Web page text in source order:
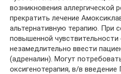
возникновения аллергической
прекратить лечение
альтернативную терапию. При
повышенной чувствительности
незамедлительно ввести
(адреналин). Могут
оксигенотерапия, в/в